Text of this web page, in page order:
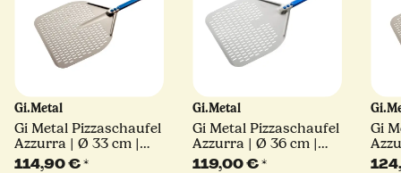
Gi.Metal
Gi Metal Pizzaschaufel
Azzurra | Ø 33 cm |
Stiel 60 cm | eckig
114,90 €*
Gi.Metal
Gi Metal Pizzaschaufel
Azzurra | Ø 36 cm |
Stiel 30 cm | eckig
119,00 €*
Gi